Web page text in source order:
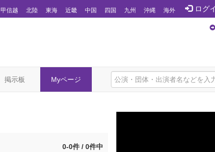
ログ
甲信越 北陸 東海 近畿 中国 四国 九州 沖縄 海外
掲示板 Myページ
0-0件 / 0件中